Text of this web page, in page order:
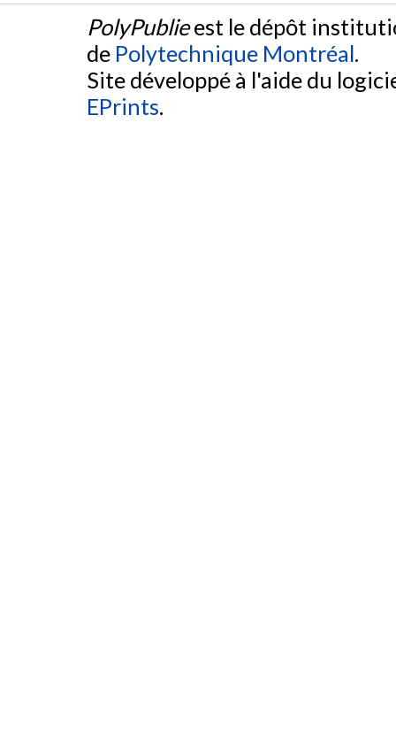
PolyPublieest le dépôt
de Polytechnique Montréal.
Site développé à l'aide du
EPrints.